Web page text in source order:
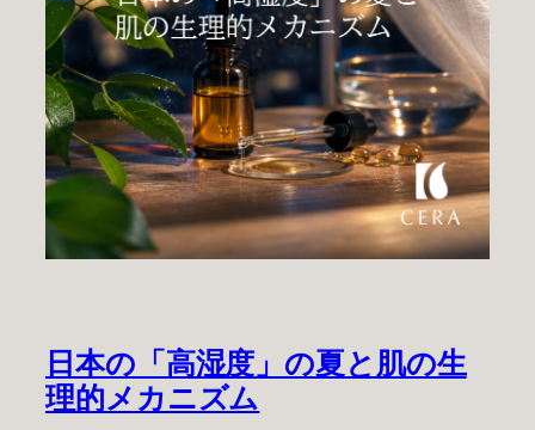
日本の「高湿度」の夏と肌の生
理的メカニズム